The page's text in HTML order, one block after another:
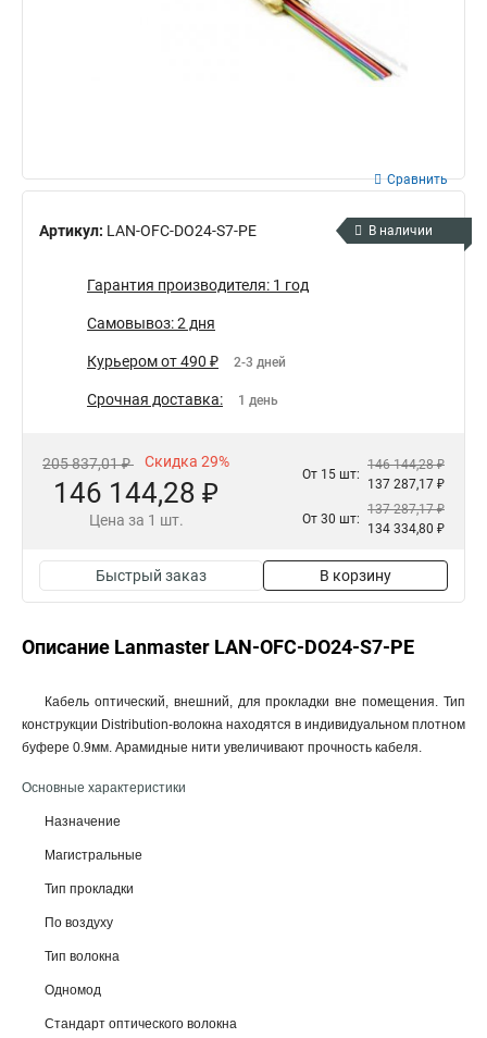
Артикул: LAN-OFC-DO24-S7-PE
Сравнить
В наличии
Гарантия производителя: 1 год
Самовывоз: 2 дня
Курьером от 490 ₽ 2-3 дней
Срочная доставка: 1 день
205 837,01 ₽ Скидка 29%
146 144,28 ₽
Цена за 1 шт.
От 15 шт:
146 144,28 ₽
137 287,17 ₽
От 30 шт:
137 287,17 ₽
134 334,80 ₽
Быстрый заказ В корзину
Описание Lanmaster LAN-OFC-DO24-S7-PE
Кабель оптический, внешний, для прокладки вне помещения. Тип
конструкции Distribution-волокна находятся в индивидуальном плотном
буфере 0.9мм. Арамидные нити увеличивают прочность кабеля.
Основные характеристики
Назначение
Магистральные
Тип прокладки
По воздуху
Тип волокна
Одномод
Стандарт оптического волокна